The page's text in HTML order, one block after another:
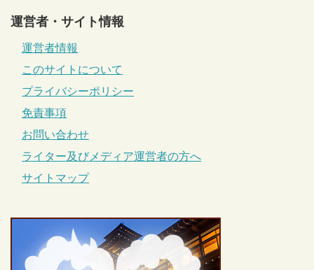
運営者・サイト情報
運営者情報
このサイトについて
プライバシーポリシー
免責事項
お問い合わせ
ライター及びメディア運営者の方へ
サイトマップ